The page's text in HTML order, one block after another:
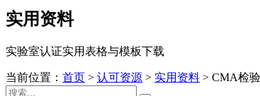
实用资料
实验室认证实用表格与模板下载
当前位置： 首页 > 认可资源 > 实用资料 > CMA检